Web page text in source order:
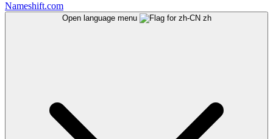
Nameshift.com
Open language menu zh